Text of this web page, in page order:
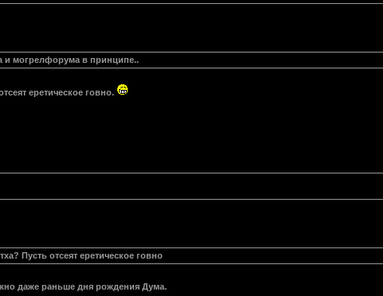
и могрелфорума в принципе..
еретическое говно.
Пусть отсеят еретическое говно
даже раньше дня рождения Дума.